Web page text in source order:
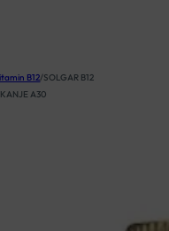
B12/SOLGAR B12
A30